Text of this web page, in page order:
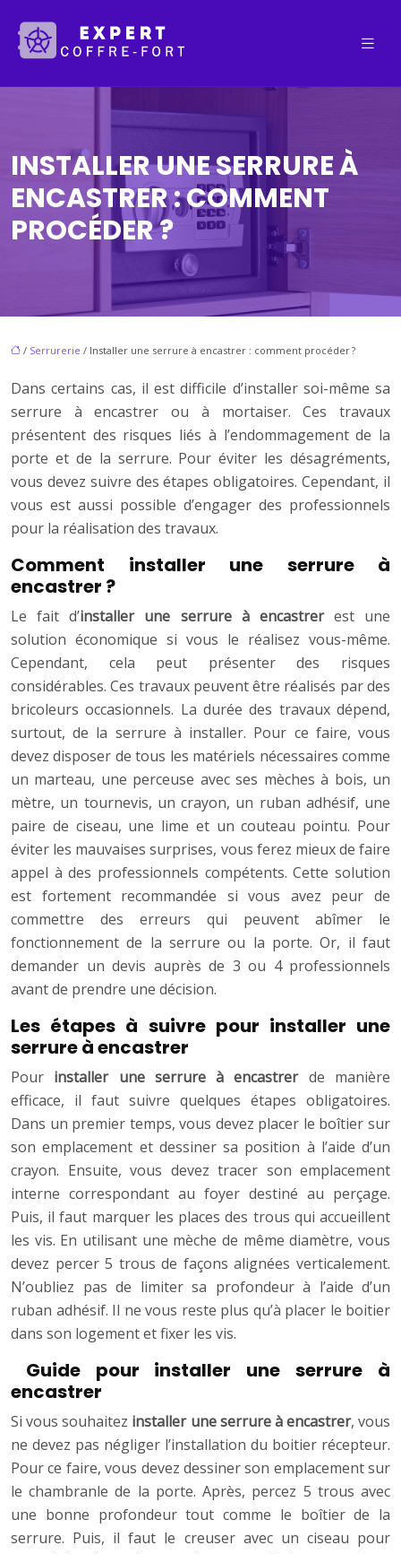
INSTALLER UNE SERRURE À
ENCASTRER : COMMENT
PROCÉDER ?
/ Serrurerie / Installer une serrure à encastrer : comment procéder ?
Dans certains cas, il est difficile d’installer soi-même sa
serrure à encastrer ou à mortaiser. Ces travaux
présentent des risques liés à l’endommagement de la
porte et de la serrure. Pour éviter les désagréments,
vous devez suivre des étapes obligatoires. Cependant, il
vous est aussi possible d’engager des professionnels
pour la réalisation des travaux.
Comment installer une serrure à
encastrer ?
Le fait d’installer une serrure à encastrer est une
solution économique si vous le réalisez vous-même.
Cependant, cela peut présenter des risques
considérables. Ces travaux peuvent être réalisés par des
bricoleurs occasionnels. La durée des travaux dépend,
surtout, de la serrure à installer. Pour ce faire, vous
devez disposer de tous les matériels nécessaires comme
un marteau, une perceuse avec ses mèches à bois, un
mètre, un tournevis, un crayon, un ruban adhésif, une
paire de ciseau, une lime et un couteau pointu. Pour
éviter les mauvaises surprises, vous ferez mieux de faire
appel à des professionnels compétents. Cette solution
est fortement recommandée si vous avez peur de
commettre des erreurs qui peuvent abîmer le
fonctionnement de la serrure ou la porte. Or, il faut
demander un devis auprès de 3 ou 4 professionnels
avant de prendre une décision.
Les étapes à suivre pour installer une
serrure à encastrer
Pour installer une serrure à encastrerde manière
efficace, il faut suivre quelques étapes obligatoires.
Dans un premier temps, vous devez placer le boîtier sur
son emplacement et dessiner sa position à l’aide d’un
crayon. Ensuite, vous devez tracer son emplacement
interne correspondant au foyer destiné au perçage.
Puis, il faut marquer les places des trous qui accueillent
les vis. En utilisant une mèche de même diamètre, vous
devez percer 5 trous de façons alignées verticalement.
N’oubliez pas de limiter sa profondeur à l’aide d’un
ruban adhésif. Il ne vous reste plus qu’à placer le boitier
dans son logement et fixer les vis.
Guide pour installer une serrure à
encastrer
Si vous souhaitez installer une serrure à encastrer, vous
ne devez pas négliger l’installation du boitier récepteur.
Pour ce faire, vous devez dessiner son emplacement sur
le chambranle de la porte. Après, percez 5 trous avec
une bonne profondeur tout comme le boîtier de la
serrure. Puis, il faut le creuser avec un ciseau pour